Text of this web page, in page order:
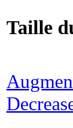
Taille